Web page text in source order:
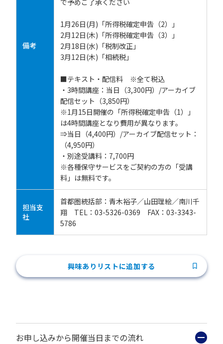
備考
で予めご了承ください
1月26日(月)「所得税確定申告（2）」
2月12日(木)「所得税確定申告（3）」
2月18日(水)「税制改正」
3月12日(木)「相続税」
■テキスト・配信料 ※全て税込
・3時間講座：当日（3,300円）/アーカイブ
配信セット（3,850円）
※1月15日開催の「所得税確定申告（1）」
は4時間講座となり費用が異なります。
⇒当日（4,400円）/アーカイブ配信セット：
（4,950円）
・別途受講料：7,700円
※各種保守サービスをご契約の方の「受講
料」は無料です。
担当支
社
首都圏統括部：青木裕子／山田理絵／南川千
翔 TEL：03-5326-0369 FAX：03-3343-
5786
興味ありリストに追加する
お申し込みから開催当日までの流れ